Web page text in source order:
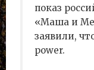
показ
«Маша и
заявили,
power.